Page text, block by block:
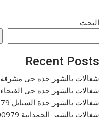
البحث
Recent Posts
شغالات بالشهر جده حى مشرفة 0577265649
شغالات بالشهر جده حى الفيحاء 0577265649
شغالات بالشهر جدة السنابل 0571400979
شغالات بالشهر الحمدانية 0571400979